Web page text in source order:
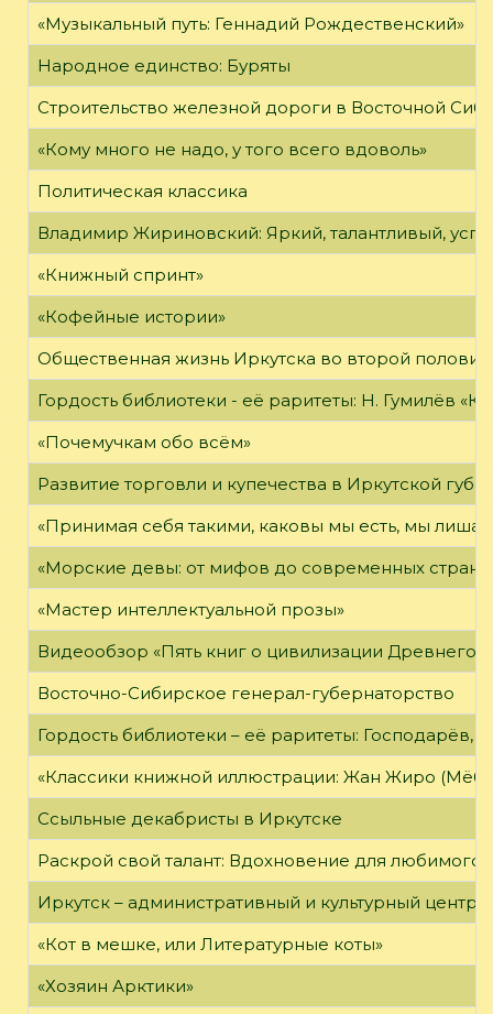
«Музыкальный путь: Геннадий Рождественский»
Народное единство: Буряты
Строительство железной дороги в Восточной
«Кому много не надо, у того всего вдоволь»
Политическая классика
Владимир Жириновский: Яркий, талантливый,
«Книжный спринт»
«Кофейные истории»
Общественная жизнь Иркутска во второй
Гордость библиотеки - её раритеты: Н. Гумилёв
«Почемучкам обо всём»
Развитие торговли и купечества в Иркутской
«Принимая себя такими, каковы мы есть, мы
«Морские девы: от мифов до современных
«Мастер интеллектуальной прозы»
Видеообзор «Пять книг о цивилизации Древнего
Восточно-Сибирское генерал-губернаторство
Гордость библиотеки – её раритеты:
«Классики книжной иллюстрации: Жан Жиро
Ссыльные декабристы в Иркутске
Раскрой свой талант: Вдохновение для любимого
Иркутск – административный и культурный центр
«Кот в мешке, или Литературные коты»
«Хозяин Арктики»